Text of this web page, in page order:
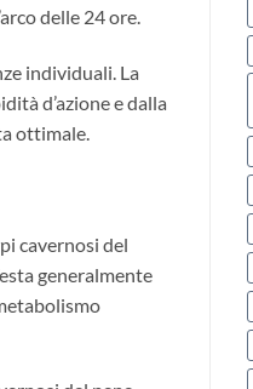
delle 24 ore.
individuali. La
d’azione e dalla
ottimale.
cavernosi del
generalmente